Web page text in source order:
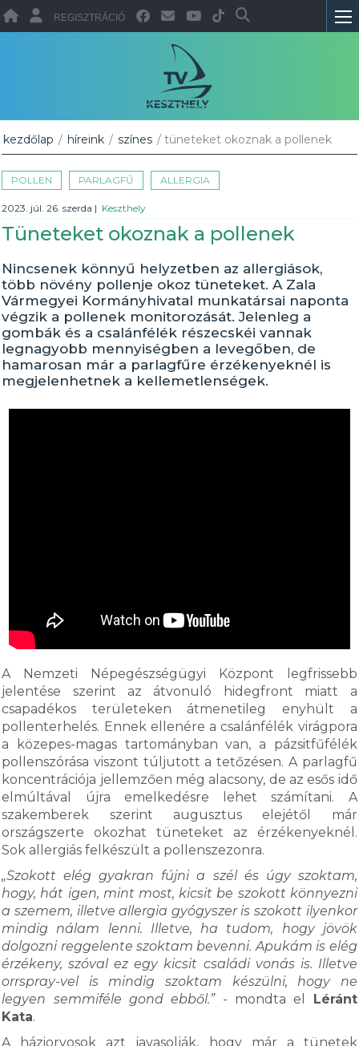
REGISZTRÁCIÓ
kezdőlap / híreink / színes / tüneteket okoznak a pollenek
POLLEN PARLAGFŰ ALLERGIA
2023. júl. 26. szerda | Keszthely
Tüneteket okoznak a pollenek
Nincsenek könnyű helyzetben az allergiások,
több növény pollenje okoz tüneteket. A Zala
Vármegyei Kormányhivatal munkatársai naponta
végzik a pollenek monitorozását. Jelenleg a
gombák és a csalánfélék részecskéi vannak
legnagyobb mennyiségben a levegőben, de
hamarosan már a parlagfűre érzékenyeknél is
megjelenhetnek a kellemetlenségek.
A Nemzeti Népegészségügyi Központ legfrissebb
jelentése szerint az átvonuló hidegfront miatt a
csapadékos területeken átmenetileg enyhült a
pollenterhelés. Ennek ellenére a csalánfélék virágpora
a közepes-magas tartományban van, a pázsitfűfélék
pollenszórása viszont túljutott a tetőzésen. A parlagfű
koncentrációja jellemzően még alacsony, de az esős idő
elmúltával újra emelkedésre lehet számítani. A
szakemberek szerint augusztus elejétől már
országszerte okozhat tüneteket az érzékenyeknél.
Sok allergiás felkészült a pollenszezonra.
„Szokott elég gyakran fújni a szél és úgy szoktam,
hogy, hát igen, mint most, kicsit be szokott könnyezni
a szemem, illetve allergia gyógyszer is szokott ilyenkor
mindig nálam lenni. Illetve, ha tudom, hogy jövök
dolgozni reggelente szoktam bevenni. Apukám is elég
érzékeny, szóval ez egy kicsit családi vonás is. Illetve
orrspray-vel is mindig szoktam készülni, hogy ne
legyen semmiféle gond ebből.”- mondta el Léránt
Kata.
A háziorvosok azt javasolják, hogy már a tünetek